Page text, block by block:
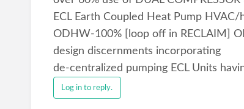
ECL Earth Coupled Heat Pump
ODHW-100% [loop off in RECLAIM]
design discernments incorporating
de-centralized pumping ECL Units
Log in to reply.